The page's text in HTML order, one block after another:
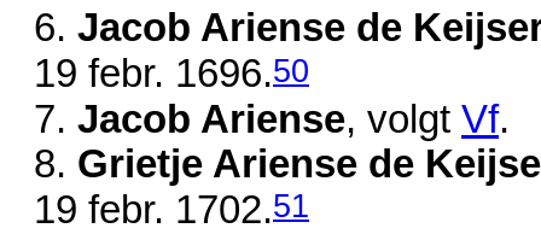
6. Jacob Ariense de
19 febr. 1696.50
7. Jacob Ariense, volgt Vf.
8. Grietje Ariense de
19 febr. 1702.51